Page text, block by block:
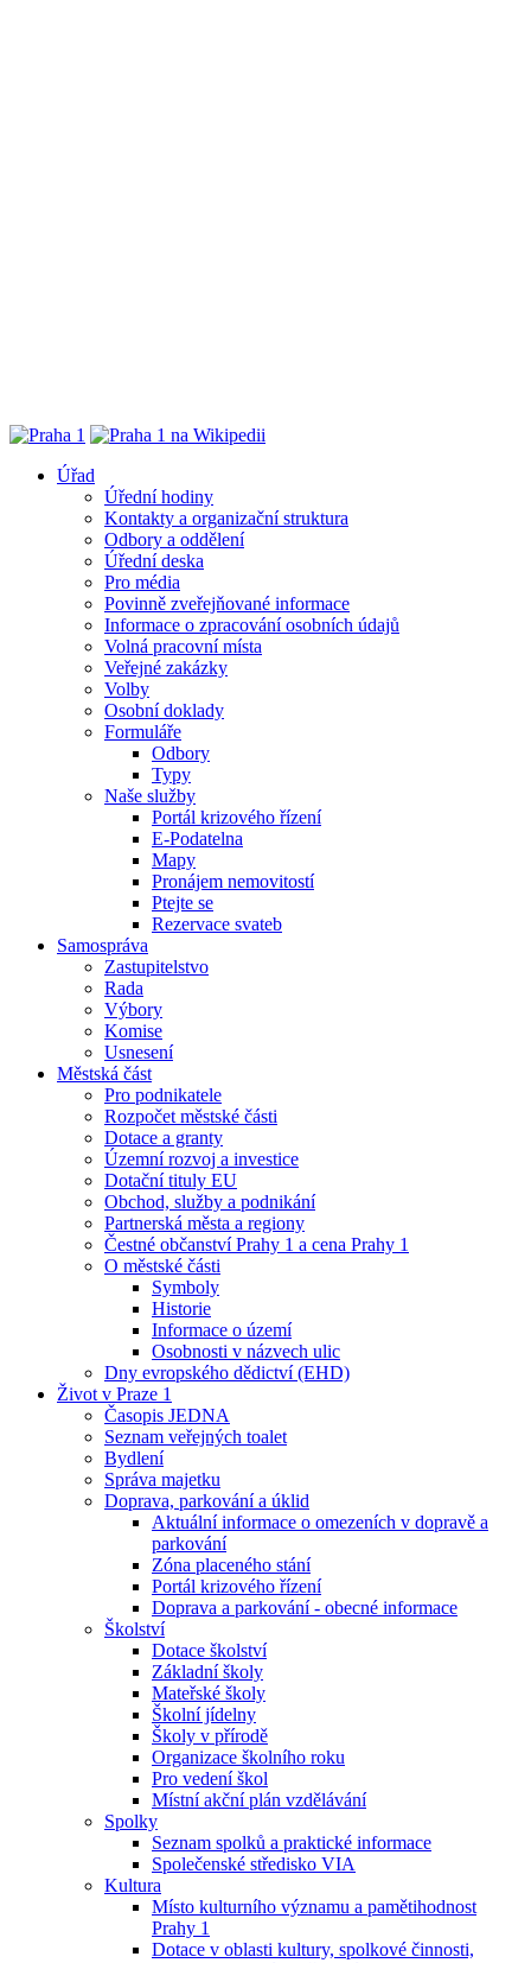
Úřad
Úřední hodiny
Kontakty a organizační struktura
Odbory a oddělení
Úřední deska
Pro média
Povinně zveřejňované informace
Informace o zpracování osobních údajů
Volná pracovní místa
Veřejné zakázky
Volby
Osobní doklady
Formuláře
Odbory
Typy
Naše služby
Portál krizového řízení
E-Podatelna
Mapy
Pronájem nemovitostí
Ptejte se
Rezervace svateb
Samospráva
Zastupitelstvo
Rada
Výbory
Komise
Usnesení
Městská část
Pro podnikatele
Rozpočet městské části
Dotace a granty
Územní rozvoj a investice
Dotační tituly EU
Obchod, služby a podnikání
Partnerská města a regiony
Čestné občanství Prahy 1 a cena Prahy 1
O městské části
Symboly
Historie
Informace o území
Osobnosti v názvech ulic
Dny evropského dědictví (EHD)
Život v Praze 1
Časopis JEDNA
Seznam veřejných toalet
Bydlení
Správa majetku
Doprava, parkování a úklid
Aktuální informace o omezeních v dopravě a
parkování
Zóna placeného stání
Portál krizového řízení
Doprava a parkování - obecné informace
Školství
Dotace školství
Základní školy
Mateřské školy
Školní jídelny
Školy v přírodě
Organizace školního roku
Pro vedení škol
Místní akční plán vzdělávání
Spolky
Seznam spolků a praktické informace
Společenské středisko VIA
Kultura
Místo kulturního významu a pamětihodnost
Prahy 1
Dotace v oblasti kultury, spolkové činnosti,